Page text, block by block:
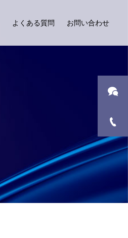
よくある質問 お問い合わせ